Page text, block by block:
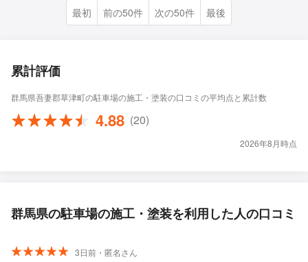
最初 前の50件 次の50件 最後
累計評価
群馬県吾妻郡草津町の駐車場の施工・塗装の口コミの平均点と累計数
4.88 (20)
2026年8月時点
群馬県の駐車場の施工・塗装を利用した人の口コミ
3日前・匿名さん